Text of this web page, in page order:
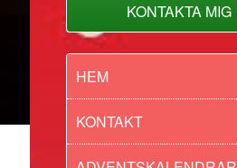
KONTAKTA MIG
HEM
KONTAKT